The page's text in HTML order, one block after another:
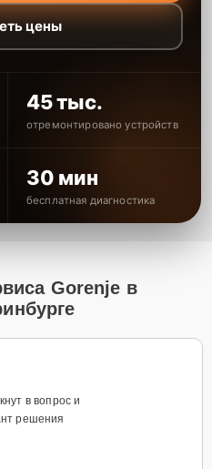
цены
45 тыс.
отремонтировано устройств
30 мин
бесплатная диагностика
Gorenje в
в вопрос и
решения